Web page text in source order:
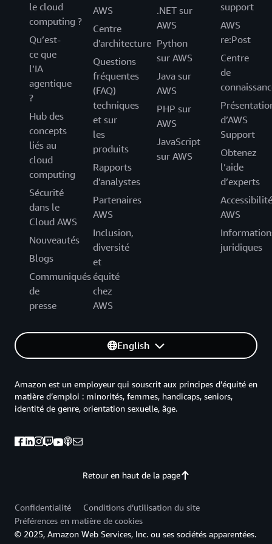
le cloud
computing ?
Qu’est-
ce que
l’IA
agentique
?
Hub des
concepts
liés au
cloud
computing
Sécurité
dans le
Cloud AWS
Nouveautés
Blogs
Communiqués
de
presse
AWS
Centre
d'architecture
Questions
fréquentes
(FAQ)
techniques
et sur
les
produits
Rapports
d'analystes
Partenaires
AWS
Inclusion,
diversité
et
équité
chez
AWS
.NET sur
AWS
Python
sur AWS
Java sur
AWS
PHP sur
AWS
JavaScript
sur AWS
support
AWS
re:Post
Centre
de
d’AWS
Support
Obtenez
l’aide
d’experts
Accessibilité
AWS
juridiques
English
Retour en haut de la page
Amazon est un employeur qui souscrit aux principes d’équité en
matière d’emploi : minorités, femmes, handicaps, seniors,
identité de genre, orientation sexuelle, âge.
Confidentialité
Conditions d’utilisation du site
Préférences en matière de cookies
© 2025, Amazon Web Services, Inc. ou ses sociétés apparentées.